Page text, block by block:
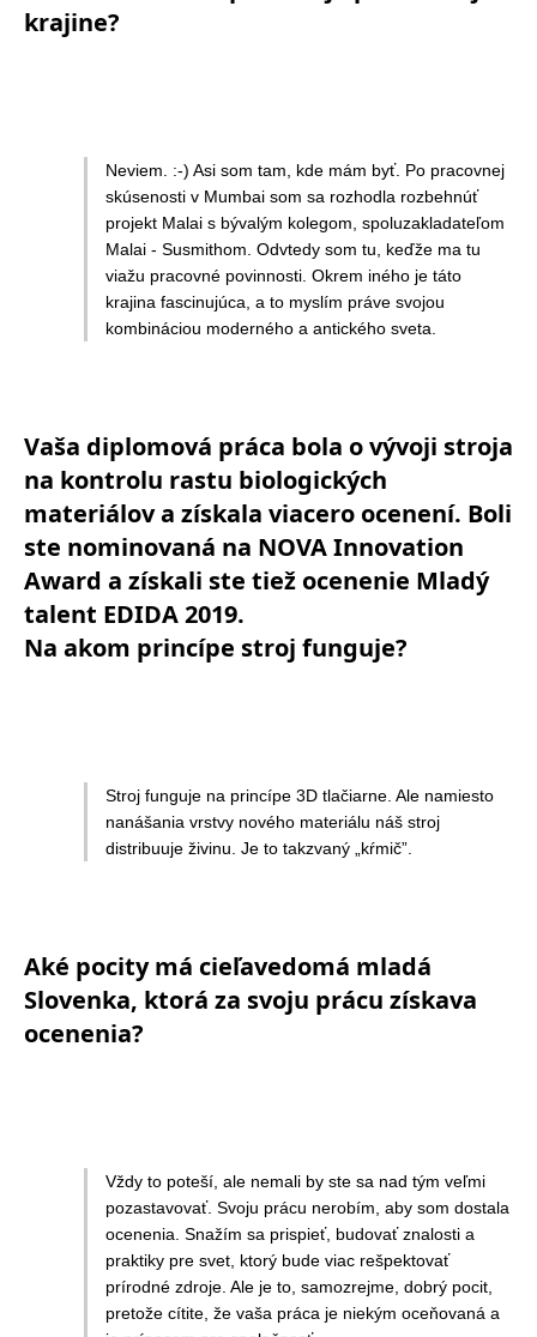
krajine?
Neviem. :-) Asi som tam, kde mám byť. Po pracovnej
skúsenosti v Mumbai som sa rozhodla rozbehnúť
projekt Malai s bývalým kolegom, spoluzakladateľom
Malai - Susmithom. Odvtedy som tu, keďže ma tu
viažu pracovné povinnosti. Okrem iného je táto
krajina fascinujúca, a to myslím práve svojou
kombináciou moderného a antického sveta.
Vaša diplomová práca bola o vývoji stroja
na kontrolu rastu biologických
materiálov a získala viacero ocenení. Boli
ste nominovaná na NOVA Innovation
Award a získali ste tiež ocenenie Mladý
talent EDIDA 2019.
Na akom princípe stroj funguje?
Stroj funguje na princípe 3D tlačiarne. Ale namiesto
nanášania vrstvy nového materiálu náš stroj
distribuuje živinu. Je to takzvaný „kŕmič”.
Aké pocity má cieľavedomá mladá
Slovenka, ktorá za svoju prácu získava
ocenenia?
Vždy to poteší, ale nemali by ste sa nad tým veľmi
pozastavovať. Svoju prácu nerobím, aby som dostala
ocenenia. Snažím sa prispieť, budovať znalosti a
praktiky pre svet, ktorý bude viac rešpektovať
prírodné zdroje. Ale je to, samozrejme, dobrý pocit,
pretože cítite, že vaša práca je niekým oceňovaná a